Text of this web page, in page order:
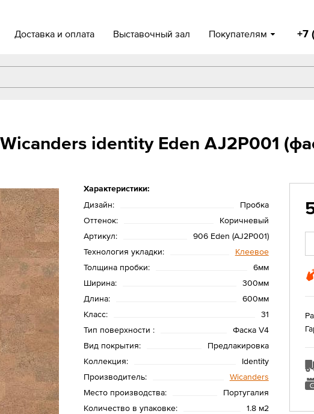
Доставка и оплата Выставочный зал Покупателям +7
identity Eden AJ2P001
Характеристики:
Дизайн:
Пробка
Оттенок:
Коричневый
Артикул:
906 Eden (AJ2P001)
Технология укладки:
Клеевое
Толщина пробки:
6мм
Ширина:
300мм
Длина:
600мм
Класс:
31
Тип поверхности :
Фаска V4
Вид покрытия:
Предлакировка
Коллекция:
Identity
Производитель:
Wicanders
Место производства:
Португалия
Количество в упаковке:
1.8 м2